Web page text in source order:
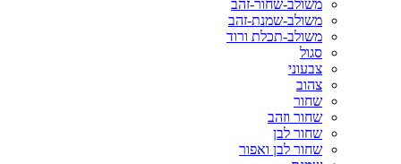
משולב-שחור-זהב
משולב-שמנת-זהב
משולב-תכלת ורוד
סגול
צבעוני
צהוב
שחור
שחור וזהב
שחור לבן
שחור לבן ואפור